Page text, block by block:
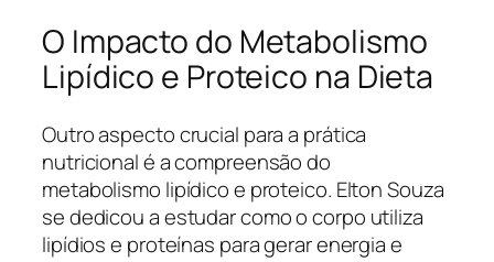
O Impacto do Metabolismo
Lipídico e Proteico na Dieta
Outro aspecto crucial para a prática
nutricional é a compreensão do
metabolismo lipídico e proteico. Elton Souza
se dedicou a estudar como o corpo utiliza
lipídios e proteínas para gerar energia e